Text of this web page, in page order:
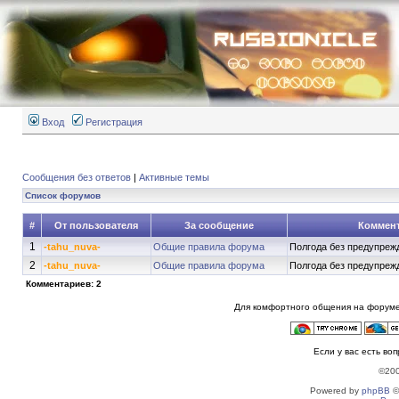
Вход Регистрация
Сообщения без ответов | Активные темы
Список форумов
# От пользователя За сообщение
1 -tahu_nuva- Общие правила форума Полгода без
2 -tahu_nuva- Общие правила форума Полгода без
Комментариев: 2
Для комфортного общения на
Если у вас есть
Powered by phpBB